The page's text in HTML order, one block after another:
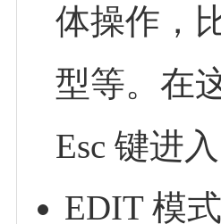
体操作，
型等。在
Esc 键进
EDIT 模式